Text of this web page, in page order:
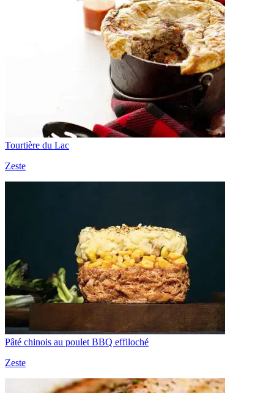
Tourtière du Lac
Zeste
Pâté chinois au poulet BBQ effiloché
Zeste